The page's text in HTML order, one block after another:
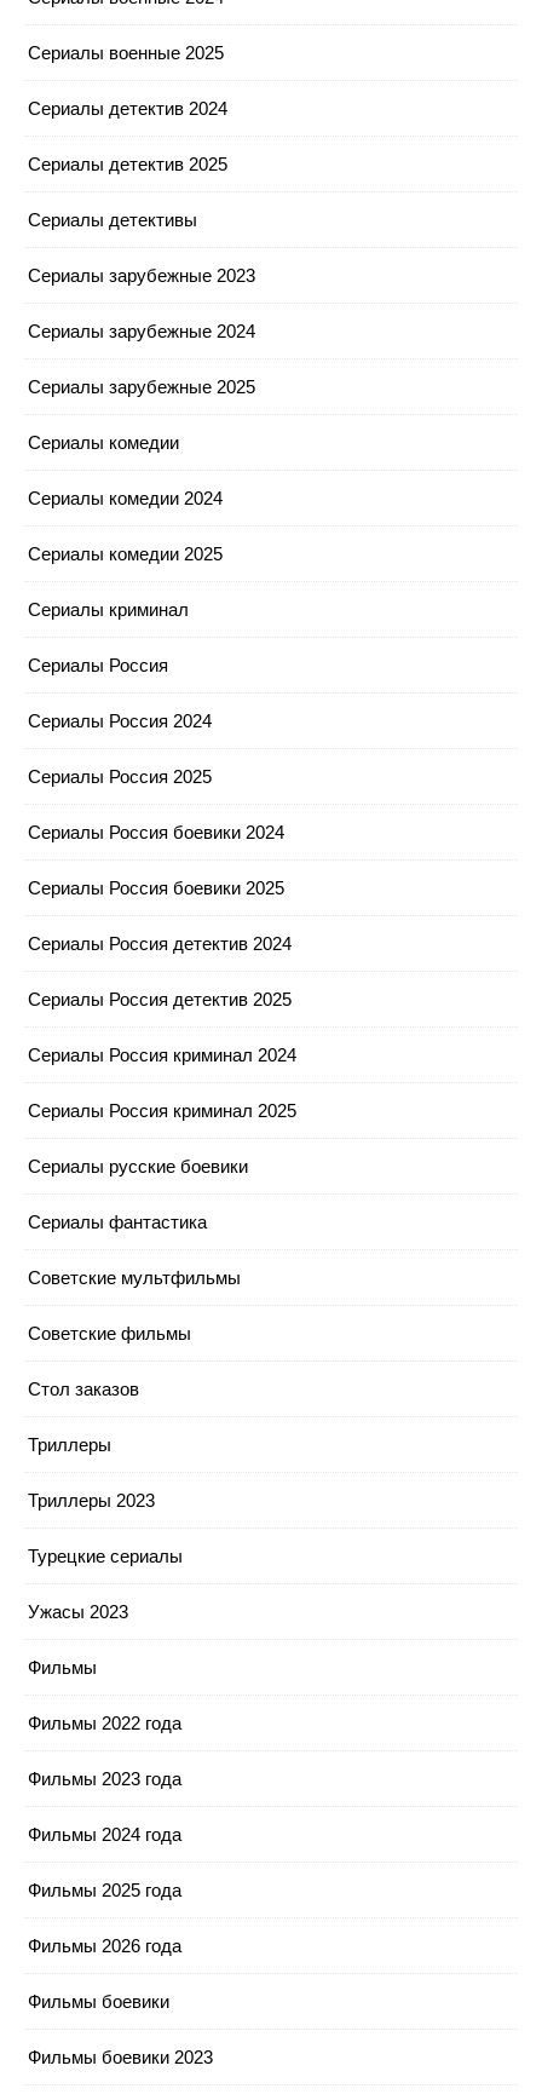
Сериалы военные 2025
Сериалы детектив 2024
Сериалы детектив 2025
Сериалы детективы
Сериалы зарубежные 2023
Сериалы зарубежные 2024
Сериалы зарубежные 2025
Сериалы комедии
Сериалы комедии 2024
Сериалы комедии 2025
Сериалы криминал
Сериалы Россия
Сериалы Россия 2024
Сериалы Россия 2025
Сериалы Россия боевики 2024
Сериалы Россия боевики 2025
Сериалы Россия детектив 2024
Сериалы Россия детектив 2025
Сериалы Россия криминал 2024
Сериалы Россия криминал 2025
Сериалы русские боевики
Сериалы фантастика
Советские мультфильмы
Советские фильмы
Стол заказов
Триллеры
Триллеры 2023
Турецкие сериалы
Ужасы 2023
Фильмы
Фильмы 2022 года
Фильмы 2023 года
Фильмы 2024 года
Фильмы 2025 года
Фильмы 2026 года
Фильмы боевики
Фильмы боевики 2023